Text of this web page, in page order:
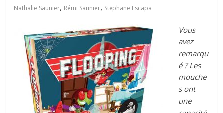
Nathalie Saunier, Rémi Saunier, Stéphane Escapa
Vous
avez
remarqu
é ? Les
mouche
s ont
une